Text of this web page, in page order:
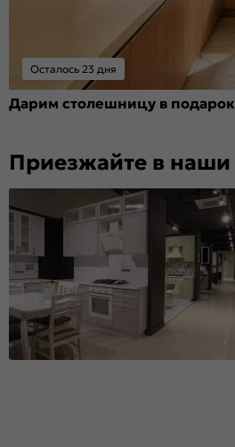
Осталось 23 дня
Дарим столешницу в
Приезжайте в